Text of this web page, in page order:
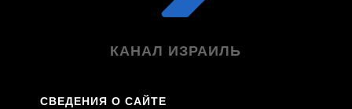
КАНАЛ ИЗРАИЛЬ
СВЕДЕНИЯ О САЙТЕ